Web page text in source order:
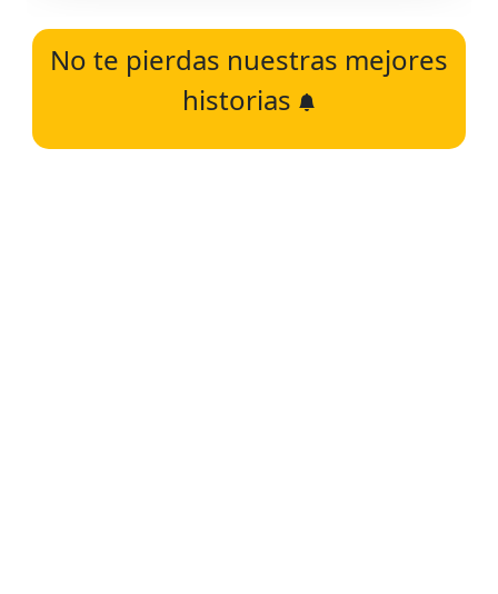
No te pierdas nuestras mejores
historias